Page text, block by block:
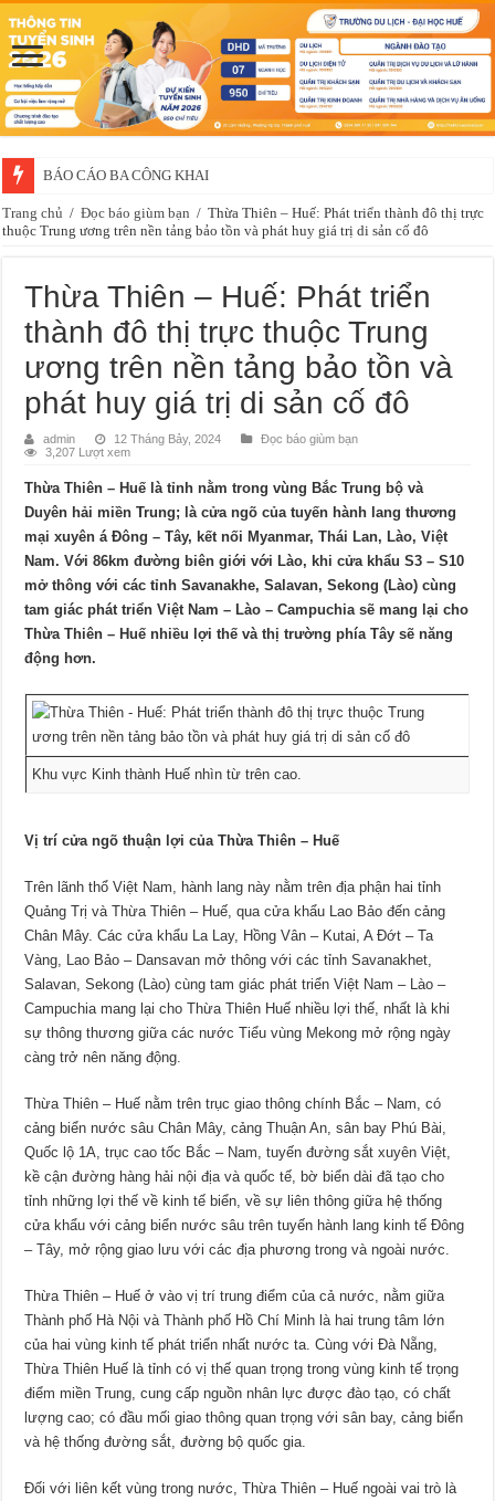
BÁO CÁO BA CÔNG KHAI
Thông báo về việc xét chọn sinh viên đề nghị nhận học bổng của doanh
Trang chủ / Đọc báo giùm bạn / Thừa Thiên – Huế: Phát triển thành đô thị trực
thuộc Trung ương trên nền tảng bảo tồn và phát huy giá trị di sản cố đô
Thừa Thiên – Huế: Phát triển
thành đô thị trực thuộc Trung
ương trên nền tảng bảo tồn và
phát huy giá trị di sản cố đô
admin 12 Tháng Bảy, 2024
Đọc báo giùm bạn
3,207 Lượt xem
Thừa Thiên – Huế là tỉnh nằm trong vùng Bắc Trung bộ và
Duyên hải miền Trung; là cửa ngõ của tuyến hành lang thương
mại xuyên á Đông – Tây, kết nối Myanmar, Thái Lan, Lào, Việt
Nam. Với 86km đường biên giới với Lào, khi cửa khẩu S3 – S10
mở thông với các tỉnh Savanakhe, Salavan, Sekong (Lào) cùng
tam giác phát triển Việt Nam – Lào – Campuchia sẽ mang lại cho
Thừa Thiên – Huế nhiều lợi thế và thị trường phía Tây sẽ năng
động hơn.
Khu vực Kinh thành Huế nhìn từ trên cao.
Vị trí cửa ngõ thuận lợi của Thừa Thiên – Huế
Trên lãnh thổ Việt Nam, hành lang này nằm trên địa phận hai tỉnh
Quảng Trị và Thừa Thiên – Huế, qua cửa khẩu Lao Bảo đến cảng
Chân Mây. Các cửa khẩu La Lay, Hồng Vân – Kutai, A Đớt – Ta
Vàng, Lao Bảo – Dansavan mở thông với các tỉnh Savanakhet,
Salavan, Sekong (Lào) cùng tam giác phát triển Việt Nam – Lào –
Campuchia mang lại cho Thừa Thiên Huế nhiều lợi thế, nhất là khi
sự thông thương giữa các nước Tiểu vùng Mekong mở rộng ngày
càng trở nên năng động.
Thừa Thiên – Huế nằm trên trục giao thông chính Bắc – Nam, có
cảng biển nước sâu Chân Mây, cảng Thuận An, sân bay Phú Bài,
Quốc lộ 1A, trục cao tốc Bắc – Nam, tuyến đường sắt xuyên Việt,
kề cận đường hàng hải nội địa và quốc tế, bờ biển dài đã tạo cho
tỉnh những lợi thế về kinh tế biển, về sự liên thông giữa hệ thống
cửa khẩu với cảng biển nước sâu trên tuyến hành lang kinh tế Đông
– Tây, mở rộng giao lưu với các địa phương trong và ngoài nước.
Thừa Thiên – Huế ở vào vị trí trung điểm của cả nước, nằm giữa
Thành phố Hà Nội và Thành phố Hồ Chí Minh là hai trung tâm lớn
của hai vùng kinh tế phát triển nhất nước ta. Cùng với Đà Nẵng,
Thừa Thiên Huế là tỉnh có vị thế quan trọng trong vùng kinh tế trọng
điểm miền Trung, cung cấp nguồn nhân lực được đào tạo, có chất
lượng cao; có đầu mối giao thông quan trọng với sân bay, cảng biển
và hệ thống đường sắt, đường bộ quốc gia.
Đối với liên kết vùng trong nước, Thừa Thiên – Huế ngoài vai trò là